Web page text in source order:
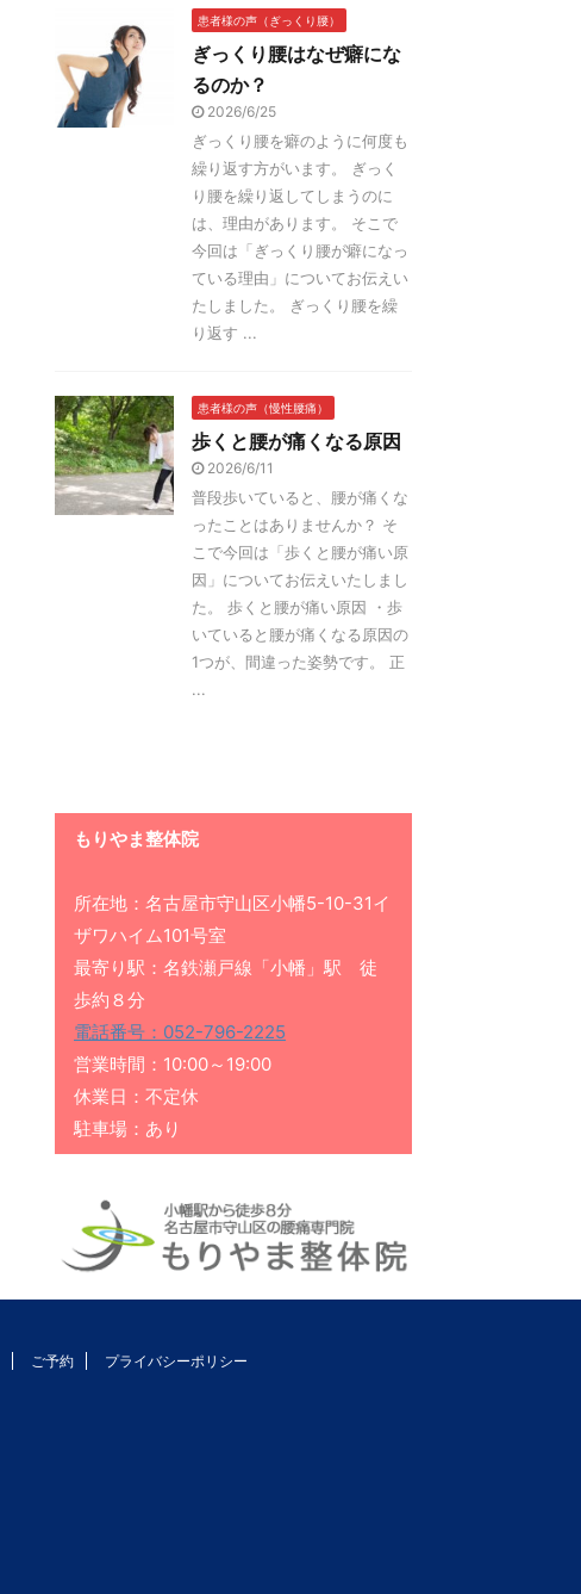
患者様の声（ぎっくり腰）
ぎっくり腰はなぜ癖にな
るのか？
2026/6/25
ぎっくり腰を癖のように何度も
繰り返す方がいます。 ぎっく
り腰を繰り返してしまうのに
は、理由があります。 そこで
今回は「ぎっくり腰が癖になっ
ている理由」についてお伝えい
たしました。 ぎっくり腰を繰
り返す ...
患者様の声（慢性腰痛）
歩くと腰が痛くなる原因
2026/6/11
普段歩いていると、腰が痛くな
ったことはありませんか？ そ
こで今回は「歩くと腰が痛い原
因」についてお伝えいたしまし
た。 歩くと腰が痛い原因 ・歩
いていると腰が痛くなる原因の
1つが、間違った姿勢です。 正
...
もりやま整体院
所在地：名古屋市守山区小幡5-10-31イ
ザワハイム101号室
最寄り駅：名鉄瀬戸線「小幡」駅 徒
歩約８分
電話番号：052-796-2225
営業時間：10:00～19:00
休業日：不定休
駐車場：あり
ご予約 プライバシーポリシー